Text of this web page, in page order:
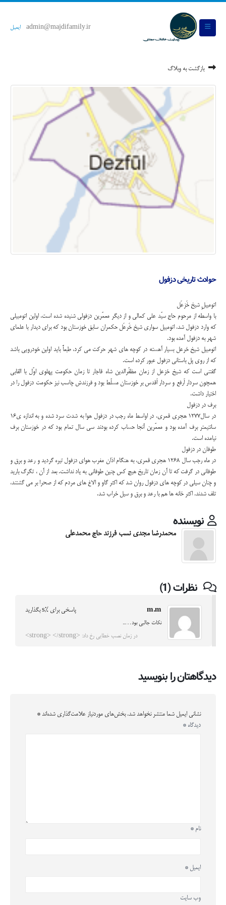
admin@majdifamily.ir ایمیل
بازگشت به وبلاگ
حوادث تاريخی دزفول
اتومیبلِ شیخ خَزعَل
با واسطه از مرحوم حاج سیّد علی کمالی و از دیگر معمّرین دزفولی شنیده شده است، اولین اتومبیلی
که وارد دزفول شد، اتومبیل سواری شیخ خَرعَل حکمران سابق خوزستان بود که برای دیدار با علمای
شهر به دزفول آمده بود.
اتومبیل شیخ خرعل بسیار آهسته در کوچه های شهر حرکت می کرد، طبعاً باید اولین خودرویی باشد
که از روی پل باستانی دزفول عبور کرده است.
گفتنی است که شیخ خزعل از زمان مظفّرالدین شاه قاجار تا زمان حکومت پهلوی اوّل با القابی
همچون سردار اَرفع و سردار اَقدس بر خوزستان مسلّط بود و فرزندش چاسب نیز حکومت دزفول را در
اختیار داشت.
برف در دزفول
در سال1277 هجری قمری، در اواسط ماه رجب در دزفول هوا به شدت سرد شده و به اندازه ی16
سانتیمتر برف آمده بود و معمّرین آنجا حساب کرده بودند سی سال تمام بود که در خوزستان برف
نیامده است.
طوفان در دزفول
در ماه رجب سال 1268 هجری قمری، به هنگام اذان مغرب هوای دزفول تیره گردید و رعد و برق و
طوفانی در گرفت که تا آن زمان تاریخ هیچ کس چنین طوفانی به یاد نداشت. بعد از آن ، تگرگ بارید
و چنان سیلی در کوچه های دزفول روان شد که اکثر گاو و الاغ های مردم که از صحرا بر می گشتند،
تلف شدند. اکثر خانه ها هم با رعد و برق و سیل خراب شد.
نویسنده
محمدرضا مجدی نسب فرزند حاج محمدعلی
نظرات (1)
m.m پاسخی برای %s بگذارید
نکات جالبی بود…..
در زمان نصب خطایی رخ داد: <strong> </strong>
دیدگاهتان را بنویسید
نشانی ایمیل شما منتشر نخواهد شد. بخش‌های موردنیاز علامت‌گذاری شده‌اند *
دیدگاه *
نام *
ایمیل *
وب‌ سایت